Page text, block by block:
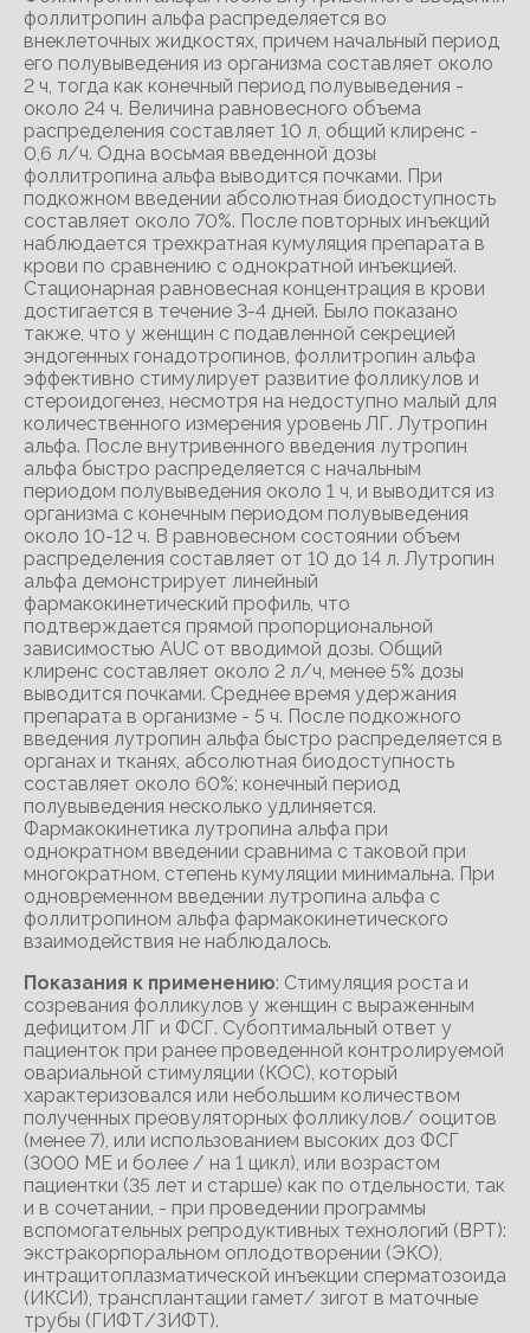
фоллитропин альфа распределяется во
внеклеточных жидкостях, причем начальный период
его полувыведения из организма составляет около
2 ч, тогда как конечный период полувыведения -
около 24 ч. Величина равновесного объема
распределения составляет 10 л, общий клиренс -
0,6 л/ч. Одна восьмая введенной дозы
фоллитропина альфа выводится почками. При
подкожном введении абсолютная биодоступность
составляет около 70%. После повторных инъекций
наблюдается трехкратная кумуляция препарата в
крови по сравнению с однократной инъекцией.
Стационарная равновесная концентрация в крови
достигается в течение 3-4 дней. Было показано
также, что у женщин с подавленной секрецией
эндогенных гонадотропинов, фоллитропин альфа
эффективно стимулирует развитие фолликулов и
стероидогенез, несмотря на недоступно малый для
количественного измерения уровень ЛГ. Лутропин
альфа. После внутривенного введения лутропин
альфа быстро распределяется с начальным
периодом полувыведения около 1 ч, и выводится из
организма с конечным периодом полувыведения
около 10-12 ч. В равновесном состоянии объем
распределения составляет от 10 до 14 л. Лутропин
альфа демонстрирует линейный
фармакокинетический профиль, что
подтверждается прямой пропорциональной
зависимостью AUC от вводимой дозы. Общий
клиренс составляет около 2 л/ч, менее 5% дозы
выводится почками. Среднее время удержания
препарата в организме - 5 ч. После подкожного
введения лутропин альфа быстро распределяется в
органах и тканях, абсолютная биодоступность
составляет около 60%; конечный период
полувыведения несколько удлиняется.
Фармакокинетика лутропина альфа при
однократном введении сравнима с таковой при
многократном, степень кумуляции минимальна. При
одновременном введении лутропина альфа с
фоллитропином альфа фармакокинетического
взаимодействия не наблюдалось.
Показания к применению: Стимуляция роста и
созревания фолликулов у женщин с выраженным
дефицитом ЛГ и ФСГ. Субоптимальный ответ у
пациенток при ранее проведенной контролируемой
овариальной стимуляции (КОС), который
характеризовался или небольшим количеством
полученных преовуляторных фолликулов/ ооцитов
(менее 7), или использованием высоких доз ФСГ
(3000 ME и более / на 1 цикл), или возрастом
пациентки (35 лет и старше) как по отдельности, так
и в сочетании, - при проведении программы
вспомогательных репродуктивных технологий (ВРТ):
экстракорпоральном оплодотворении (ЭКО),
интрацитоплазматической инъекции сперматозоида
(ИКСИ), трансплантации гамет/ зигот в маточные
трубы (ГИФТ/ЗИФТ).